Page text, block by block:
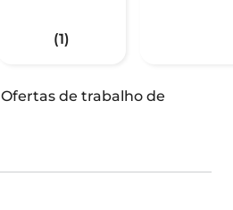
(1)
Ofertas de trabalho de